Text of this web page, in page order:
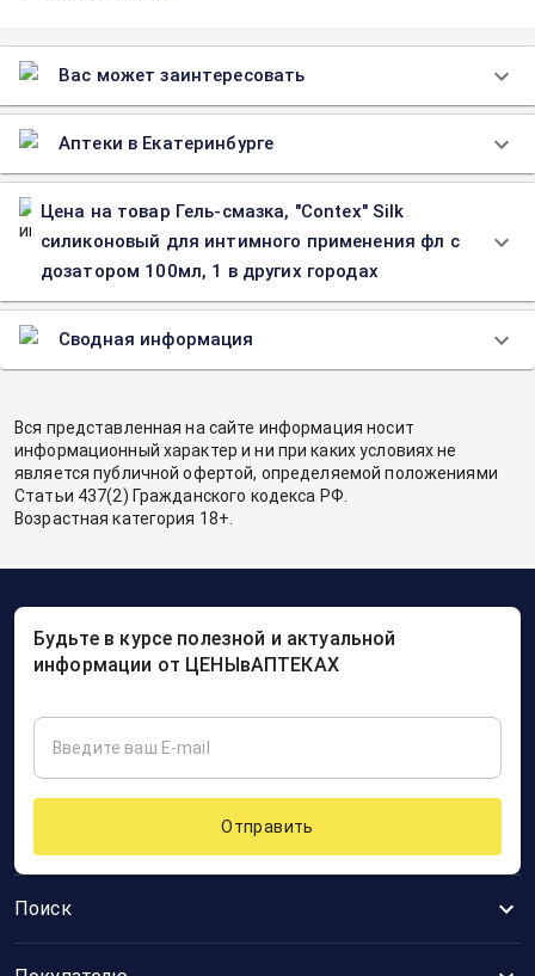
Вас может заинтересовать
Аптеки в Екатеринбурге
Цена на товар Гель-смазка, "Contex" Silk
силиконовый для интимного применения фл с
дозатором 100мл, 1 в других городах
Сводная информация
Вся представленная на сайте информация носит
информационный характер и ни при каких условиях не
является публичной офертой, определяемой положениями
Статьи 437(2) Гражданского кодекса РФ.
Возрастная категория 18+.
Поиск
Будьте в курсе полезной и актуальной
информации от ЦЕНЫвАПТЕКАХ
Отправить